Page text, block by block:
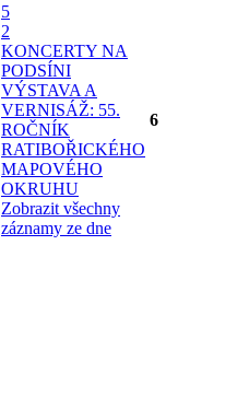
5
2
KONCERTY NA
PODSÍNI
VÝSTAVA A
VERNISÁŽ: 55.
ROČNÍK
RATIBOŘICKÉHO
MAPOVÉHO
OKRUHU
Zobrazit všechny
záznamy ze dne
6